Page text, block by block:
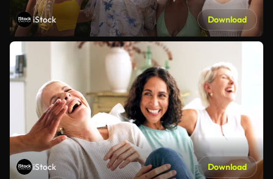
iStock Download
iStock Download